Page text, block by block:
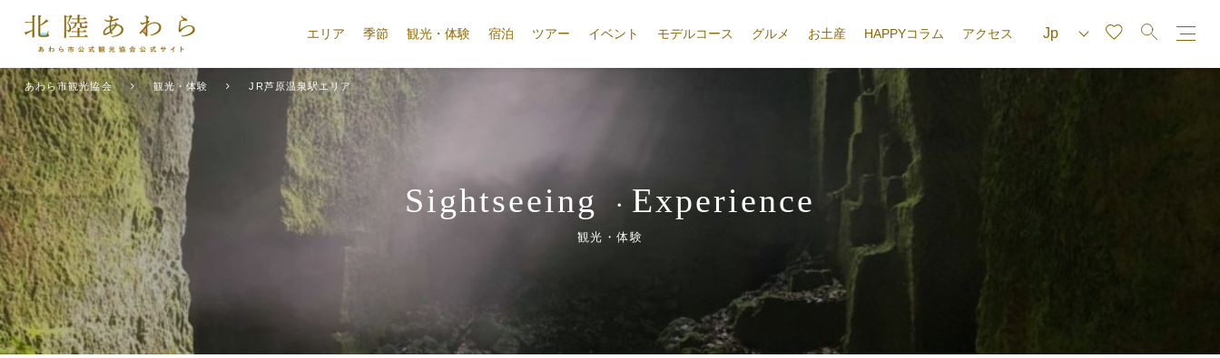
エリア 季節 観光・体験 宿泊 ツアー イベント モデルコース グルメ お土産 HAPPYコラム アクセス
あわら市観光協会 観光・体験 JR芦原温泉駅エリア
Sightseeing ・ Experience
観光・体験